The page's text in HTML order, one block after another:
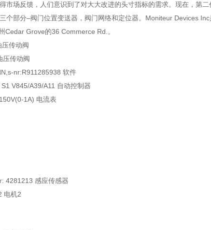
市场反馈，人们意识到了对大大改进的头寸指标的需求。现在，第
个部分–阀门位置变送器，阀门网络和定位器。Moniteur Devices
Cedar Grove的36 Commerce Rd.。
传动阀
压传动阀
nr:R911285938 软件
V845/A39/A11 自动控制器
1A) 电流表
4281213 感应传感器
电机2